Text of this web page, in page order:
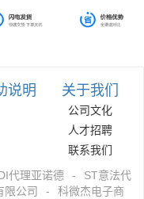
说明 关于我们
公司文化
人才招聘
联系我们
代理亚诺德 -
ST意法代
限公司 -
科微杰电子商